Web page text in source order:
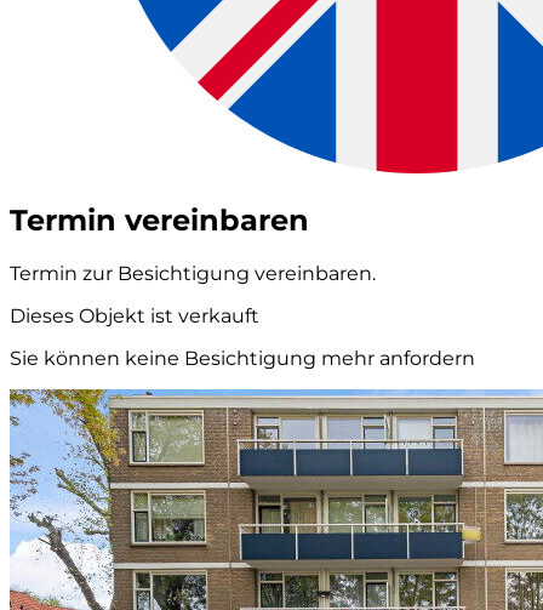
Termin vereinbaren
Termin zur Besichtigung vereinbaren.
Dieses Objekt ist verkauft
Sie können keine Besichtigung mehr anfordern